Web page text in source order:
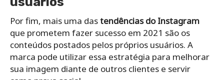
Por fim, mais uma dastendências do Instagram
que prometem fazer sucesso em 2021 são os
conteúdos postados pelos próprios usuários. A
marca pode utilizar essa estratégia para melhorar
sua imagem diante de outros clientes e servir